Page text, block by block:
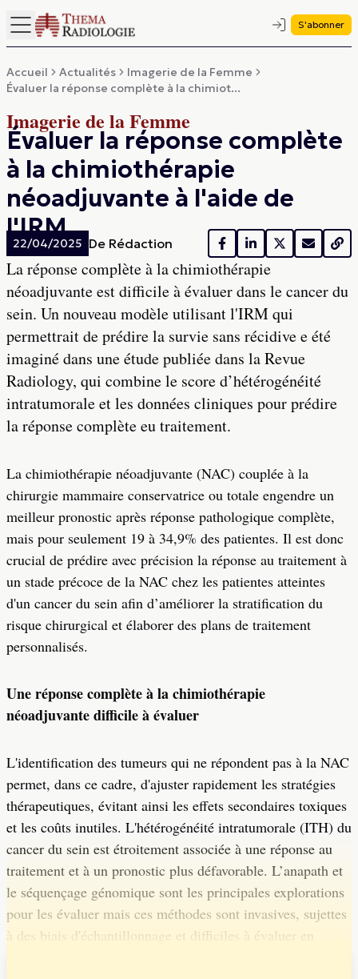
S'abonner
Accueil Actualités
Imagerie de la Femme
Évaluer la réponse complète à la chimiot...
Imagerie de la Femme
Évaluer la réponse complète
à la chimiothérapie
néoadjuvante à l'aide de
l'IRM
22/04/2025 De Rédaction
La réponse complète à la chimiothérapie
néoadjuvante est difficile à évaluer dans le cancer du
sein. Un nouveau modèle utilisant l'IRM qui
permettrait de prédire la survie sans récidive e été
imaginé dans une étude publiée dans la Revue
Radiology, qui combine le score d’hétérogénéité
intratumorale et les données cliniques pour prédire
la réponse complète eu traitement.
La chimiothérapie néoadjuvante (NAC) couplée à la
chirurgie mammaire conservatrice ou totale engendre un
meilleur pronostic après réponse pathologique complète,
mais pour seulement 19 à 34,9% des patientes. Il est donc
crucial de prédire avec précision la réponse au traitement à
un stade précoce de la NAC chez les patientes atteintes
d'un cancer du sein afin d’améliorer la stratification du
risque chirurgical et élaborer des plans de traitement
personnalisés.
Une réponse complète à la chimiothérapie
néoadjuvante difficile à évaluer
L'identification des tumeurs qui ne répondent pas à la NAC
permet, dans ce cadre, d'ajuster rapidement les stratégies
thérapeutiques, évitant ainsi les effets secondaires toxiques
et les coûts inutiles. L'hétérogénéité intratumorale (ITH) du
cancer du sein est étroitement associée à une réponse au
traitement et à un pronostic plus défavorable. L’anapath et
le séquençage génomique sont les principales explorations
pour les évaluer mais ces méthodes sont invasives, sujettes
à des biais d'échantillonnage et difficiles à évaluer en